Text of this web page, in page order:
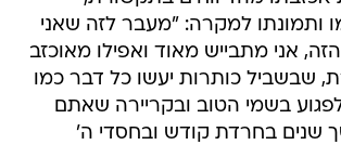
ותמונתו למקרה: "מעבר לזה שאני
אני מתבייש מאוד ואפילו מאוכזב
שבשביל כותרות יעשו כל דבר כמו
בשמי הטוב ובקריירה שאתם
שנים בחרדת קודש ובחסדי ה'